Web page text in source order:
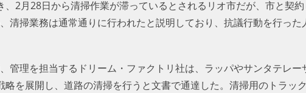
2月28日から清掃作業が滞っているとされるリオ市だが、市と契約
清掃業務は通常通りに行われたと説明しており、抗議行動を行った
管理を担当するドリーム・ファクトリ社は、ラッパやサンタテレー
を展開し、道路の清掃を行うと文書で通達した。清掃用のトラッ